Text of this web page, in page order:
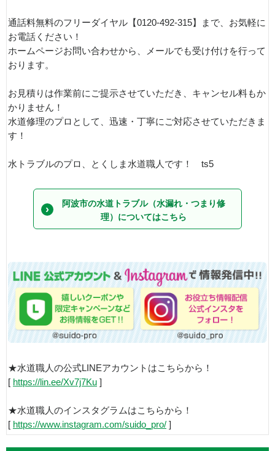
通話料無料のフリーダイヤル【0120-492-315】まで、お気軽に
お電話ください！
ホームページお問い合わせから、メールでも受け付けを行って
おります。
お見積りは作業前にご提示させていただき、キャンセル料もか
かりません！
水道修理のプロとして、迅速・丁寧にご対応させていただきま
す！
水トラブルのプロ、とくしま水道職人です！ ts5
阿波市の水道トラブル（水漏れ・つまり修
理）についてはこちら
★水道職人の公式LINEアカウントはこちらから！
[ https://lin.ee/Xv7j7Ku ]
★水道職人のインスタグラムはこちらから！
[ https://www.instagram.com/suido_pro/ ]